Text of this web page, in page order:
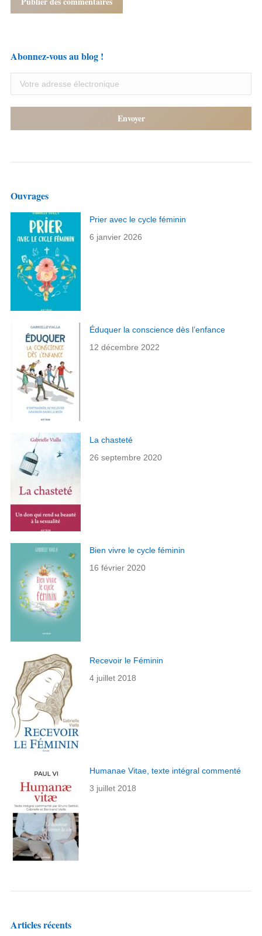
Abonnez-vous au blog !
Ouvrages
Prier avec le cycle féminin
6 janvier 2026
Éduquer la conscience dès l’enfance
12 décembre 2022
La chasteté
26 septembre 2020
Bien vivre le cycle féminin
16 février 2020
Recevoir le Féminin
4 juillet 2018
Humanae Vitae, texte intégral commenté
3 juillet 2018
Articles récents